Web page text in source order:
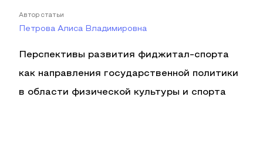
Автор статьи
Петрова Алиса Владимировна
Перспективы развития фиджитал-спорта
как направления государственной политики
в области физической культуры и спорта